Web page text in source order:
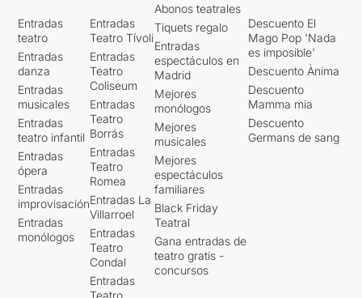
Entradas
teatro
Entradas
danza
Entradas
musicales
Entradas
teatro infantil
Entradas
ópera
Entradas
improvisación
Entradas
monólogos
Entradas
Teatro Tívoli
Entradas
Teatro
Coliseum
Entradas
Teatro
Borrás
Entradas
Teatro
Romea
Entradas La
Villarroel
Entradas
Teatro
Condal
Entradas
Teatro
Abonos teatrales
Tiquets regalo
Entradas
espectáculos en
Madrid
Mejores
monólogos
Mejores
musicales
Mejores
espectáculos
familiares
Black Friday
Teatral
Gana entradas de
teatro gratis -
concursos
Descuento El
Mago Pop 'Nada
es imposible'
Descuento Ànima
Descuento
Mamma mia
Descuento
Germans de sang